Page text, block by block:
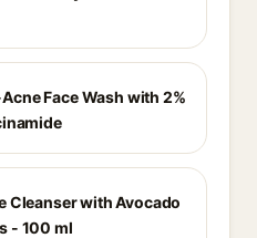
Face Wash with 2%
Cleanser with Avocado
- 100 ml